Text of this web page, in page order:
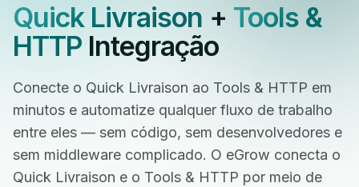
Quick Livraison + Tools &
HTTPIntegração
Conecte o Quick Livraison ao Tools & HTTP em
minutos e automatize qualquer fluxo de trabalho
entre eles — sem código, sem desenvolvedores e
sem middleware complicado. O eGrow conecta o
Quick Livraison e o Tools & HTTP por meio de